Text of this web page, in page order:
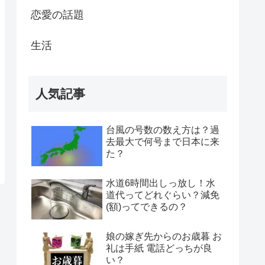
恋愛の話題
生活
人気記事
台風の号数の数え方は？過
去最大で何号まで日本に来
た？
水道6時間出しっ放し！水
道代ってどれぐらい？減免
(額)ってできるの？
娘の嫁ぎ先からのお歳暮 お
礼は手紙 電話どっちが良
い？